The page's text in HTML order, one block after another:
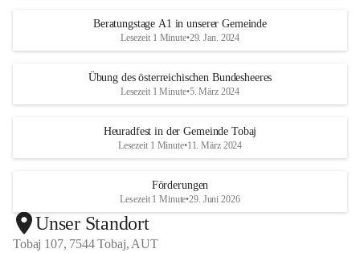
Beratungstage A1 in unserer Gemeinde
Lesezeit 1 Minute•29. Jan. 2024
Übung des österreichischen Bundesheeres
Lesezeit 1 Minute•5. März 2024
Heuradfest in der Gemeinde Tobaj
Lesezeit 1 Minute•11. März 2024
Förderungen
Lesezeit 1 Minute•29. Juni 2026
Unser Standort
Tobaj 107, 7544 Tobaj, AUT